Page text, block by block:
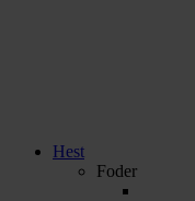
Hest
Foder